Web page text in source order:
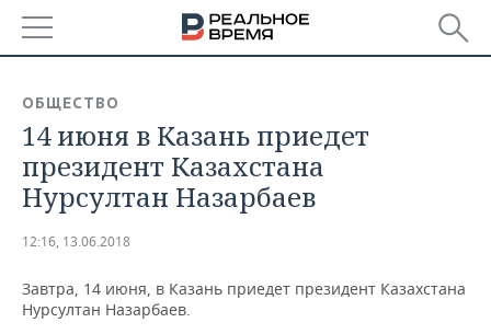
БАШКОРТОСТАН
ТАТАРСТАН
НОВОСТИ
АНАЛИТИКА
ДЕКЛАРАЦИИ О ДОХОДАХ
НОВОСТИ ЭКОНОМИКИ
ПРОМЫШЛЕННОСТЬ
ОБЩЕСТВО
14 июня в Казань приедет
президент Казахстана
Нурсултан Назарбаев
12:16, 13.06.2018
Завтра, 14 июня, в Казань приедет президент Казахстана
Нурсултан Назарбаев.